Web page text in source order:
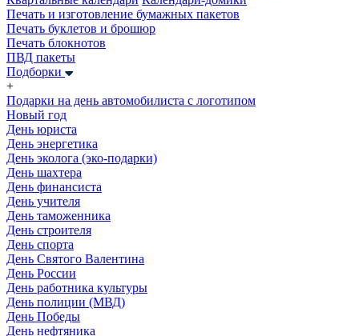
Печать и изготовление бумажных пакетов
Печать буклетов и брошюр
Печать блокнотов
ПВД пакеты
Подборки
+
Подарки на день автомобилиста с логотипом
Новый год
День юриста
День энергетика
День эколога (эко-подарки)
День шахтера
День финансиста
День учителя
День таможенника
День строителя
День спорта
День Святого Валентина
День России
День работника культуры
День полиции (МВД)
День Победы
День нефтяника